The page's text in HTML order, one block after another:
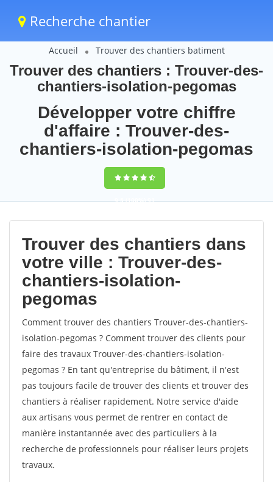
Recherche chantier
Accueil Trouver des chantiers batiment
Trouver des chantiers : Trouver-des-
chantiers-isolation-pegomas
Développer votre chiffre
d'affaire : Trouver-des-
chantiers-isolation-pegomas
9,5(100%)91
votes
Trouver des chantiers dans
votre ville : Trouver-des-
chantiers-isolation-
pegomas
Comment trouver des chantiers Trouver-des-chantiers-
isolation-pegomas ? Comment trouver des clients pour
faire des travaux Trouver-des-chantiers-isolation-
pegomas ? En tant qu'entreprise du bâtiment, il n'est
pas toujours facile de trouver des clients et trouver des
chantiers à réaliser rapidement. Notre service d'aide
aux artisans vous permet de rentrer en contact de
manière instantannée avec des particuliers à la
recherche de professionnels pour réaliser leurs projets
travaux.